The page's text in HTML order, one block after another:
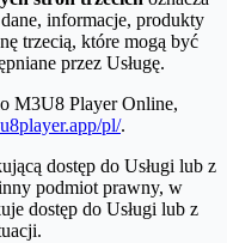
informacje, produkty
trzecią, które mogą być
przez Usługę.
M3U8 Player Online,
pl/.
dostęp do Usługi lub z
podmiot prawny, w
dostęp do Usługi lub z